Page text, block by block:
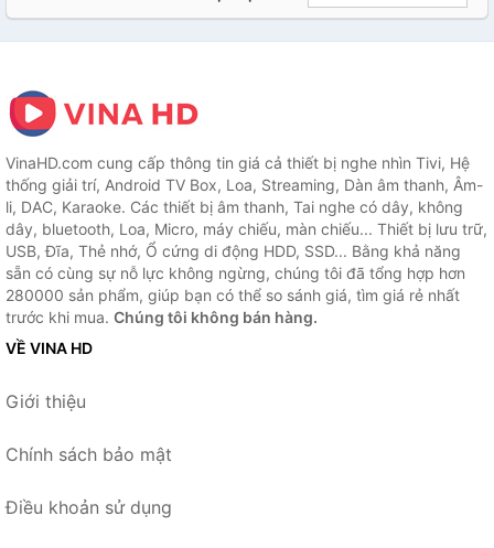
VinaHD.com cung cấp thông tin giá cả thiết bị nghe nhìn Tivi, Hệ
thống giải trí, Android TV Box, Loa, Streaming, Dàn âm thanh, Âm-
li, DAC, Karaoke. Các thiết bị âm thanh, Tai nghe có dây, không
dây, bluetooth, Loa, Micro, máy chiếu, màn chiếu... Thiết bị lưu trữ,
USB, Đĩa, Thẻ nhớ, Ổ cứng di động HDD, SSD... Bằng khả năng
sẵn có cùng sự nỗ lực không ngừng, chúng tôi đã tổng hợp hơn
280000 sản phẩm, giúp bạn có thể so sánh giá, tìm giá rẻ nhất
trước khi mua. Chúng tôi không bán hàng.
VỀ VINA HD
Giới thiệu
Chính sách bảo mật
Điều khoản sử dụng